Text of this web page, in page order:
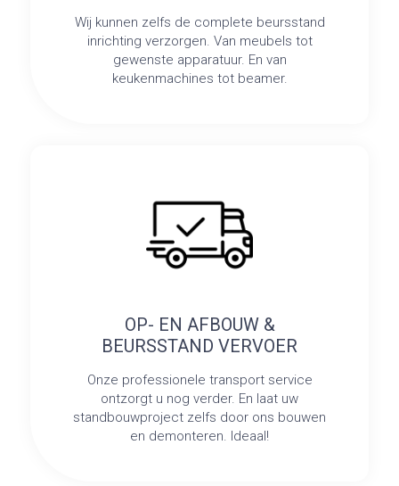
Wij kunnen zelfs de complete beursstand
inrichting verzorgen. Van meubels tot
gewenste apparatuur. En van
keukenmachines tot beamer.
OP- EN AFBOUW &
BEURSSTAND VERVOER
Onze professionele transport service
ontzorgt u nog verder. En laat uw
standbouwproject zelfs door ons bouwen
en demonteren. Ideaal!